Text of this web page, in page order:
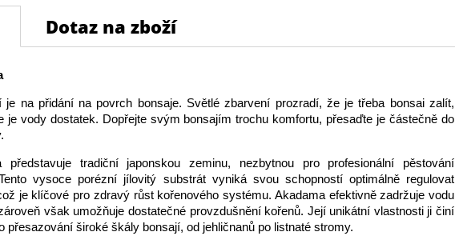
Dotaz na zboží
je na přidání na povrch bonsaje. Světlé zbarvení prozradí, že je třeba bonsai zalít,
je vody dostatek. Dopřejte svým bonsajím trochu komfortu, přesaďte je částečně do
představuje tradiční japonskou zeminu, nezbytnou pro profesionální pěstování
vysoce porézní jílovitý substrát vyniká svou schopností optimálně regulovat
je klíčové pro zdravý růst kořenového systému. Akadama efektivně zadržuje vodu
však umožňuje dostatečné provzdušnění kořenů. Její unikátní vlastnosti ji činí
přesazování široké škály bonsají, od jehličnanů po listnaté stromy.